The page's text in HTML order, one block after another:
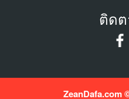
ติด
ZeanDafa.com